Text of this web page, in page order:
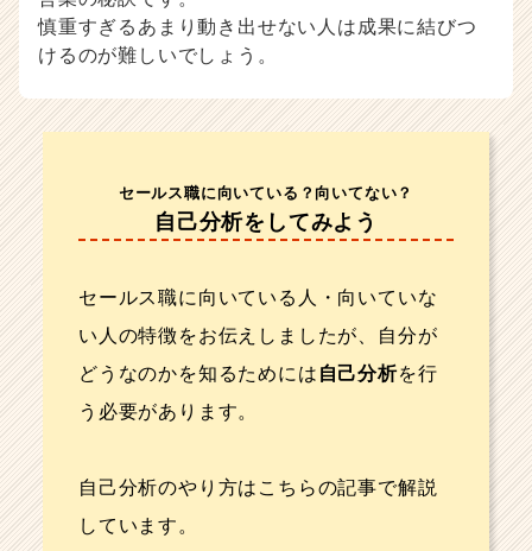
慎重すぎるあまり動き出せない人は成果に結びつ
けるのが難しいでしょう。
セールス職に向いている？向いてない？
自己分析をしてみよう
セールス職に向いている人・向いていな
い人の特徴をお伝えしましたが、自分が
どうなのかを知るためには 自己分析を行
う必要があります。
自己分析のやり方はこちらの記事で解説
しています。